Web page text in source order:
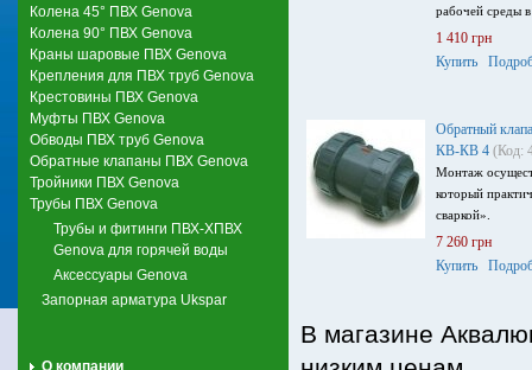
Колена 45° ПВХ Genova
Колена 90° ПВХ Genova
Краны шаровые ПВХ Genova
Крепления для ПВХ труб Genova
Крестовины ПВХ Genova
Муфты ПВХ Genova
Обводы ПВХ труб Genova
Обратные клапаны ПВХ Genova
Тройники ПВХ Genova
Трубы ПВХ Genova
Трубы и фитинги ПВХ-ХПВХ
Genova для горячей воды
Аксессуары Genova
Запорная арматура Ukspar
О компании
рабочей среды
1 410 грн
Купить
Обратный
КВ-КВ 4 (Код:
Монтаж
который
сваркой».
7 260 грн
Купить
В магазине